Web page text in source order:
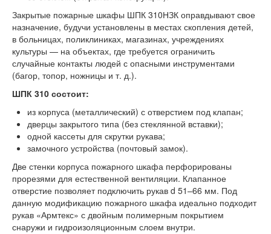
Закрытые пожарные шкафы ШПК 310НЗК оправдывают свое
назначение, будучи установлены в местах скопления детей,
в больницах, поликлиниках, магазинах, учреждениях
культуры — на объектах, где требуется ограничить
случайные контакты людей с опасными инструментами
(багор, топор, ножницы и т. д.).
ШПК 310 состоит:
из корпуса (металлический) с отверстием под клапан;
дверцы закрытого типа (без стеклянной вставки);
одной кассеты для скрутки рукава;
замочного устройства (почтовый замок).
Две стенки корпуса пожарного шкафа перфорированы
прорезями для естественной вентиляции. Клапанное
отверстие позволяет подключить рукав d 51–66 мм. Под
данную модификацию пожарного шкафа идеально подходит
рукав «Армтекс» с двойным полимерным покрытием
снаружи и гидроизоляционным слоем внутри.